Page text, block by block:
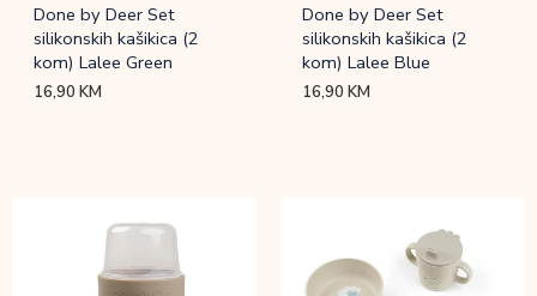
Done by Deer Set
silikonskih kašikica (2
kom) Lalee Green
16,90KM
Done by Deer Set
silikonskih kašikica (2
kom) Lalee Blue
16,90KM